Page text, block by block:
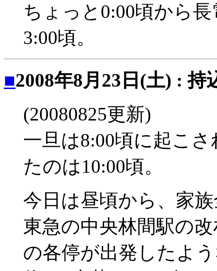
ちょっと0:00頃から
3:00頃。
■2008年8月23日(土) : 持
(20080825更新)
一旦は8:00頃に起こ
たのは10:00頃。
今日は昼頃から、家
東急の中央林間駅の
の各停が出発したよ